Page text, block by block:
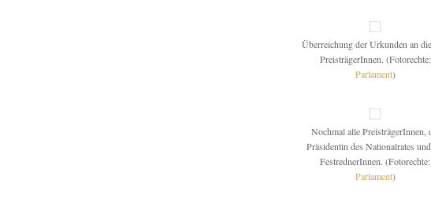
Überreichung der Urkunden an
PreisträgerInnen. (Fotorechte:
Parlament)
Nochmal alle PreisträgerInnen,
Präsidentin des Nationalrates
FestrednerInnen. (Fotorechte:
Parlament)